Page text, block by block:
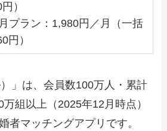
）
プラン：1,980円／月（一括
円）
）」は、会員数100万人・累計
組以上（2025年12月時点）
者マッチングアプリです。